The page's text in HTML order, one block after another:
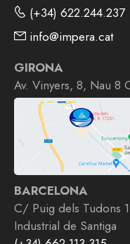
(+34) 622.244.237
info@impera.cat
GIRONA
Av. Vinyers, 8, Nau 8
BARCELONA
C/ Puig dels Tudons
Industrial de Santiga